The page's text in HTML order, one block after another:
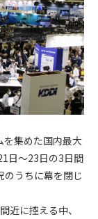
個人情報保護方針
集めた国内最大
日～23日の3日間
のうちに幕を閉じ
近に控える中、
更されることが
示した時点で直
続きを完了
をした者が以下
合、その者の会